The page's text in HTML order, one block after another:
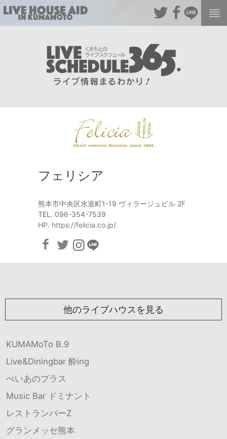
フェリシア
熊本市中央区水道町1-19 ヴィラージュビル 2F
TEL. 096-354-7539
HP. https://felicia.co.jp/
他のライブハウスを見る
KUMAMoTo B.9
Live&Diningbar 酔ing
ぺいあのプラス
Music Bar ドミナント
レストランバーZ
グランメッセ熊本